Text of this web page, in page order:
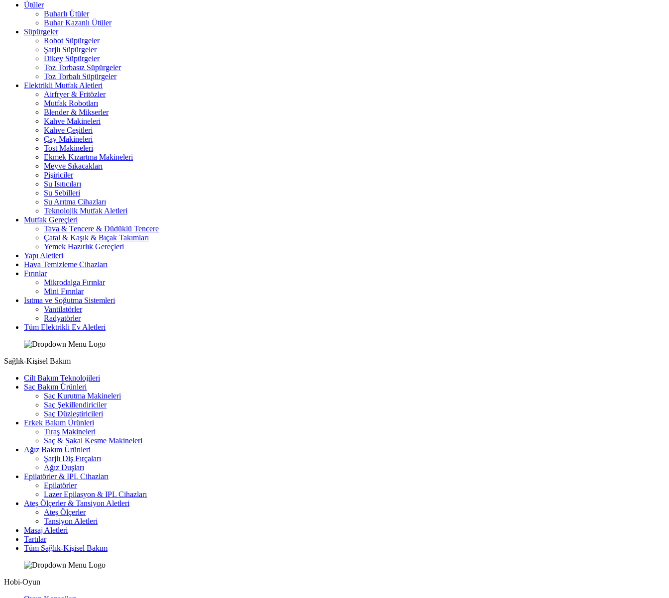
Ütüler
Buharlı Ütüler
Buhar Kazanlı Ütüler
Süpürgeler
Robot Süpürgeler
Şarjlı Süpürgeler
Dikey Süpürgeler
Toz Torbasız Süpürgeler
Toz Torbalı Süpürgeler
Elektrikli Mutfak Aletleri
Airfryer & Fritözler
Mutfak Robotları
Blender & Mikserler
Kahve Makineleri
Kahve Çeşitleri
Çay Makineleri
Tost Makineleri
Ekmek Kızartma Makineleri
Meyve Sıkacakları
Pişiriciler
Su Isıtıcıları
Su Sebilleri
Su Arıtma Cihazları
Teknolojik Mutfak Aletleri
Mutfak Gereçleri
Tava & Tencere & Düdüklü Tencere
Çatal & Kaşık & Bıçak Takımları
Yemek Hazırlık Gereçleri
Yapı Aletleri
Hava Temizleme Cihazları
Fırınlar
Mikrodalga Fırınlar
Mini Fırınlar
Isıtma ve Soğutma Sistemleri
Vantilatörler
Radyatörler
Tüm Elektrikli Ev Aletleri
Sağlık-Kişisel Bakım
Cilt Bakım Teknolojileri
Saç Bakım Ürünleri
Saç Kurutma Makineleri
Saç Şekillendiriciler
Saç Düzleştiricileri
Erkek Bakım Ürünleri
Tıraş Makineleri
Saç & Sakal Kesme Makineleri
Ağız Bakım Ürünleri
Şarjlı Diş Fırçaları
Ağız Duşları
Epilatörler & IPL Cihazları
Epilatörler
Lazer Epilasyon & IPL Cihazları
Ateş Ölçerler & Tansiyon Aletleri
Ateş Ölçerler
Tansiyon Aletleri
Masaj Aletleri
Tartılar
Tüm Sağlık-Kişisel Bakım
Hobi-Oyun